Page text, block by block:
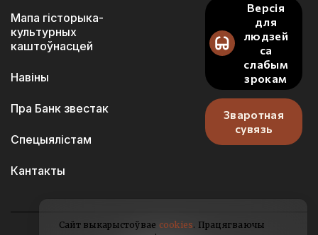
Мапа гісторыка-
культурных
каштоўнасцей
Навіны
Пра Банк звестак
Спецыялістам
Кантакты
Версія
для
людзей
са
слабым
зрокам
Зваротная
сувязь
Сайт выкарыстоўвае cookies. Працягваючы